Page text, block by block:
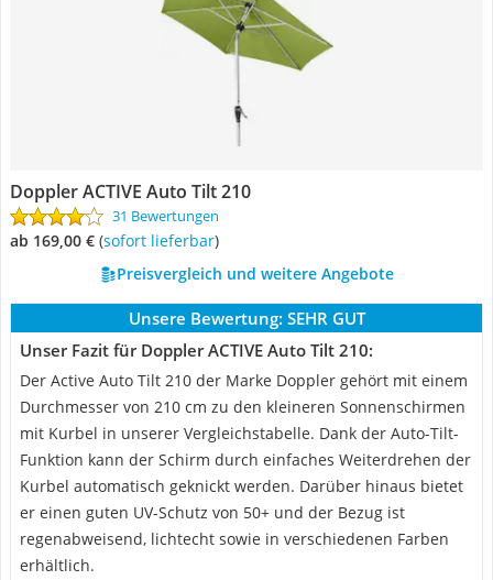
Doppler ACTIVE Auto Tilt 210
31 Bewertungen
ab 169,00 € ( Sofort lieferbar)
Preisvergleich und weitere Angebote
Unsere Bewertung: SEHR GUT
Unser Fazit für Doppler ACTIVE Auto Tilt 210:
Der Active Auto Tilt 210 der Marke Doppler gehört mit einem
Durchmesser von 210 cm zu den kleineren Sonnenschirmen
mit Kurbel in unserer Vergleichstabelle. Dank der Auto-Tilt-
Funktion kann der Schirm durch einfaches Weiterdrehen der
Kurbel automatisch geknickt werden. Darüber hinaus bietet
er einen guten UV-Schutz von 50+ und der Bezug ist
regenabweisend, lichtecht sowie in verschiedenen Farben
erhältlich.